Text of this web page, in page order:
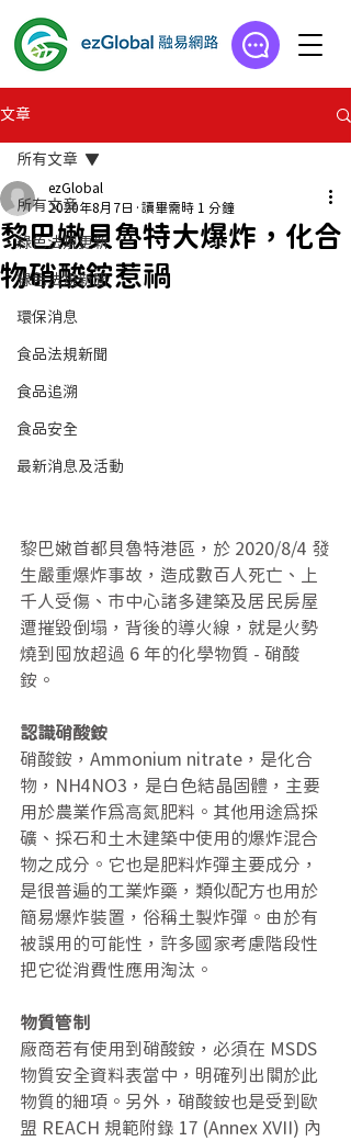
文章
所有文章
綠色法規更新
綠色法規新聞
環保消息
食品法規新聞
食品追溯
食品安全
最新消息及活動
所有文章
黎巴嫩貝魯特大爆炸，化合
物硝酸銨惹禍
ezGlobal
2020年8月7日
讀畢需時 1 分鐘
黎巴嫩首都貝魯特港區，於 2020/8/4 發
生嚴重爆炸事故，造成數百人死亡、上
千人受傷、市中心諸多建築及居民房屋
遭摧毀倒塌，背後的導火線，就是火勢
燒到囤放超過 6 年的化學物質 - 硝酸
銨。
認識硝酸銨
硝酸銨，Ammonium nitrate，是化合
物，NH4NO3，是白色結晶固體，主要
用於農業作為高氮肥料。其他用途為採
礦、採石和土木建築中使用的爆炸混合
物之成分。它也是肥料炸彈主要成分，
是很普遍的工業炸藥，類似配方也用於
簡易爆炸裝置，俗稱土製炸彈。由於有
被誤用的可能性，許多國家考慮階段性
把它從消費性應用淘汰。
物質管制
廠商若有使用到硝酸銨，必須在 MSDS
物質安全資料表當中，明確列出關於此
物質的細項。另外，硝酸銨也是受到歐
盟 REACH 規範附錄 17 (Annex XVII) 內